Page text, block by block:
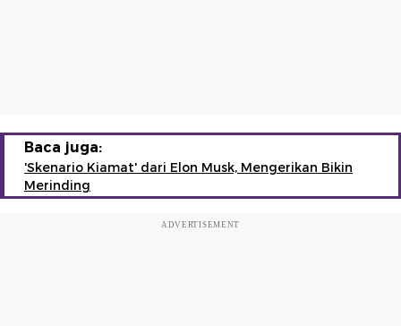
Baca juga:
'Skenario Kiamat' dari Elon Musk, Mengerikan Bikin
Merinding
ADVERTISEMENT